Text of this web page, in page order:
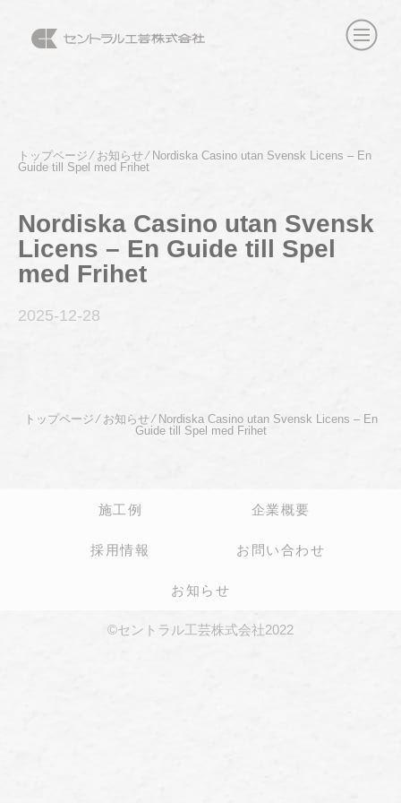
トップページ⁄ お知らせ⁄ Nordiska Casino utan Svensk Licens – En
Guide till Spel med Frihet
Nordiska Casino utan Svensk
Licens – En Guide till Spel
med Frihet
2025-12-28
トップページ ⁄ お知らせ⁄ Nordiska Casino utan Svensk Licens – En
Guide till Spel med Frihet
施工例 企業概要
採用情報 お問い合わせ
お知らせ
©セントラル工芸株式会社2022